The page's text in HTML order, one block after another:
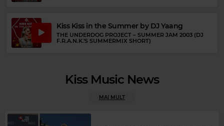
Magic FM
Kiss Kiss in the Summer by DJ Yaang
THE UNDERDOG PROJECT – SUMMER JAM 2003 (DJ
F.R.A.N.K.'S SUMMERMIX SHORT)
Kiss Music News
MAI MULT